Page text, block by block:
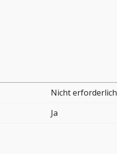
Nicht erforderlich
Ja